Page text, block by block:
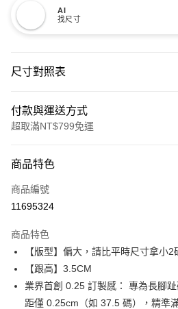
AI
找尺寸
尺寸對照表
付款與運送方式
超取滿NT$799免運
信用卡一次付款
超商取貨付款
Apple Pay
街口支付
Google Pay
商品特色
商品編號
11695324
商品特色
【版型】偏大，請比平時尺寸拿小2
【跟高】3.5CM
業界首創 0.25 訂製感： 專為長腳
距僅 0.25cm（如 37.5 碼），精準